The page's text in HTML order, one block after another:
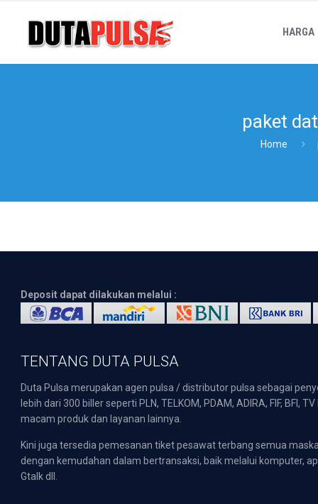
HARGA
paket
Home
Deposit dapat dilakukan melalui :
TENTANG DUTA PULSA
Duta Pulsa merupakan agen pulsa / distributor pulsa sebagai
lebih dari 300 biller seperti PLN, TELKOM, PDAM, ADIRA, FIF,
macam produk dan layanan lainnya.
Kini juga tersedia pemesanan tiket pesawat terbang semua
dengan kemudahan dalam bertransaksi, baik melalui komputer,
Gtalk dll.